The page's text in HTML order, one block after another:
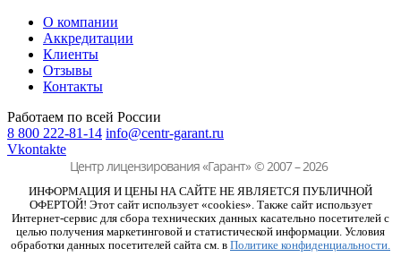
О компании
Аккредитации
Клиенты
Отзывы
Контакты
Работаем по всей России
8 800 222-81-14 info@centr-garant.ru
Vkontakte
Центр лицензирования «Гарант» © 2007 – 2026
ИНФОРМАЦИЯ И ЦЕНЫ НА САЙТЕ НЕ ЯВЛЯЕТСЯ ПУБЛИЧНОЙ
ОФЕРТОЙ! Этот сайт использует «cookies». Также сайт использует
Интернет-сервис для сбора технических данных касательно посетителей с
целью получения маркетинговой и статистической информации. Условия
обработки данных посетителей сайта см. в Политике конфиденциальности.